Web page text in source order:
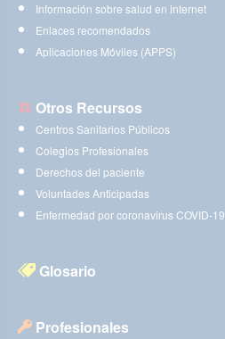
Información sobre salud en internet
Enlaces recomendados
Aplicaciones Móviles (APPS)
Otros Recursos
Centros Sanitarios Públicos
Colegios Profesionales
Derechos del paciente
Voluntades Anticipadas
Enfermedad por coronavirus COVID-19
Glosario
Profesionales